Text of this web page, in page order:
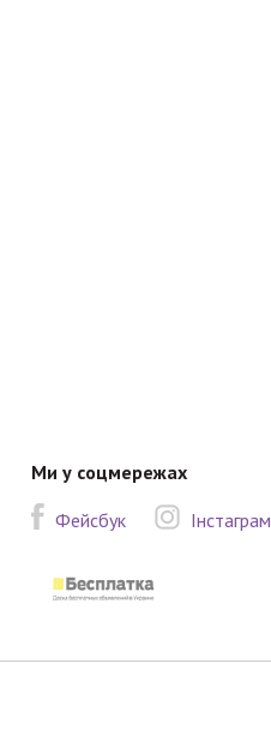
Ми у соцмережах
Фейсбук
Інстаграм